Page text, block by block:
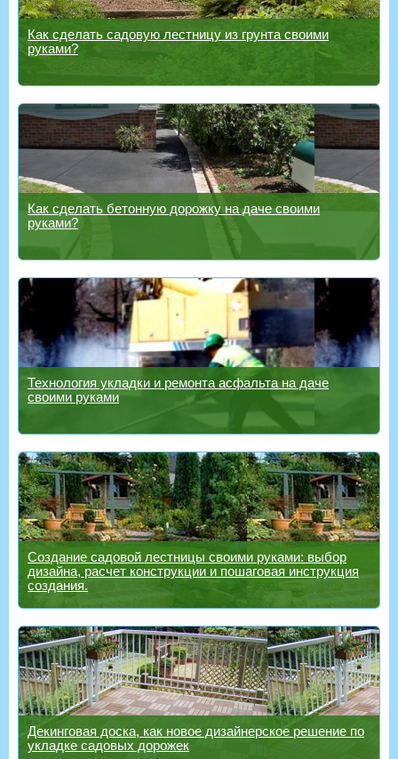
Как сделать садовую лестницу из грунта своими
руками?
Как сделать бетонную дорожку на даче своими
руками?
Технология укладки и ремонта асфальта на даче
своими руками
Создание садовой лестницы своими руками: выбор
дизайна, расчет конструкции и пошаговая инструкция
создания.
Декинговая доска, как новое дизайнерское решение по
укладке садовых дорожек